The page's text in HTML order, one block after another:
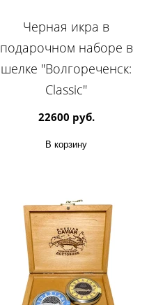
Черная икра в
подарочном наборе в
шелке "Волгореченск:
Classic"
22600 руб.
В корзину